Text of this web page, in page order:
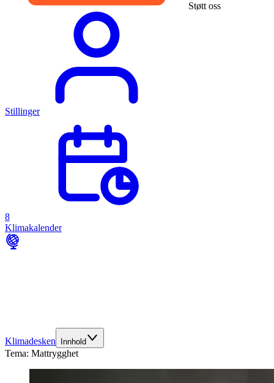
Støtt oss
Stillinger
8
Klimakalender
Klimadesken Innhold
Tema: Mattrygghet